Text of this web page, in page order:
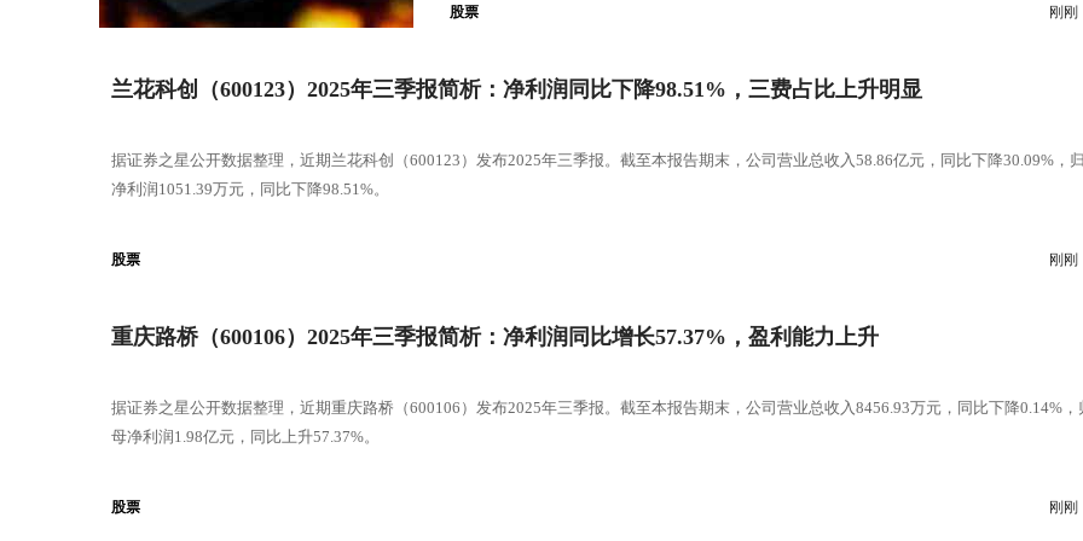
股票 刚刚
兰花科创（600123）2025年三季报简析：净利润同比下降98.51%，三费占比上升明显
据证券之星公开数据整理，近期兰花科创（600123）发布2025年三季报。截至本报告期末，公司营业总收入58.86亿元，同比下降30.09%，
净利润1051.39万元，同比下降98.51%。
股票 刚刚
重庆路桥（600106）2025年三季报简析：净利润同比增长57.37%，盈利能力上升
据证券之星公开数据整理，近期重庆路桥（600106）发布2025年三季报。截至本报告期末，公司营业总收入8456.93万元，同比下降0.14%，
母净利润1.98亿元，同比上升57.37%。
股票 刚刚